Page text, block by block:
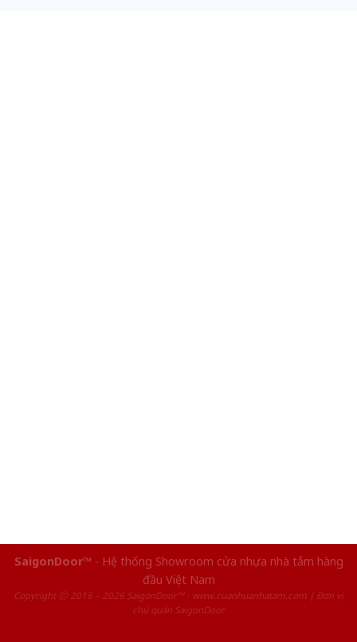
SaigonDoor™ - Hệ thống Showroom cửa nhựa nhà tắm hàng
đầu Việt Nam
Copyright ⓒ 2016 – 2026 SaigonDoor™ - www.cuanhuanhatam.com | Đơn vị
chủ quản SaigonDoor